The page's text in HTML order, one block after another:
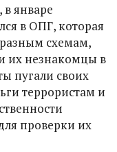
январе
в ОПГ, которая
схемам,
их незнакомцы в
пугали своих
террористам и
проверки их